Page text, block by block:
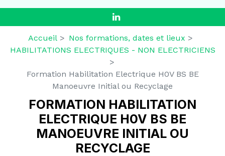
Accueil
Nos formations, dates et lieux
HABILITATIONS ELECTRIQUES - NON ELECTRICIENS
Formation Habilitation Electrique H0V BS BE
Manoeuvre Initial ou Recyclage
FORMATION HABILITATION
ELECTRIQUE H0V BS BE
MANOEUVRE INITIAL OU
RECYCLAGE